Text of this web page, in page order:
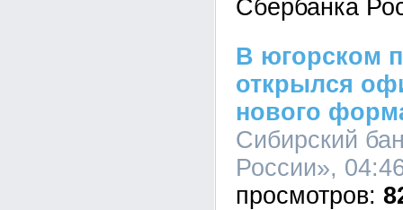
Сбербанка
В югорском
открылся
нового
Сибирский
России»,